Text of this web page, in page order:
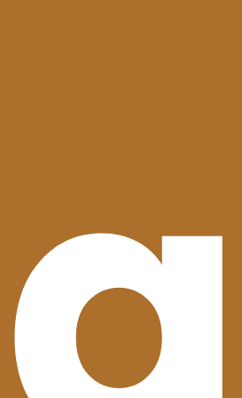
Options